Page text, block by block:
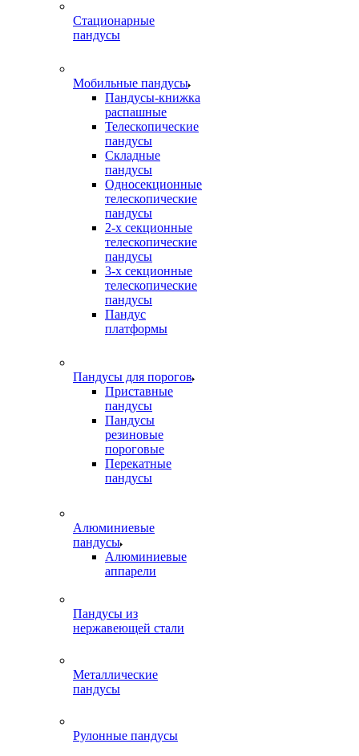
Стационарные
пандусы
Мобильные пандусы
Пандусы-книжка
распашные
Телескопические
пандусы
Складные
пандусы
Односекционные
телескопические
пандусы
2-х секционные
телескопические
пандусы
3-х секционные
телескопические
пандусы
Пандус
платформы
Пандусы для порогов
Приставные
пандусы
Пандусы
резиновые
пороговые
Перекатные
пандусы
Алюминиевые
пандусы
Алюминиевые
аппарели
Пандусы из
нержавеющей стали
Металлические
пандусы
Рулонные пандусы